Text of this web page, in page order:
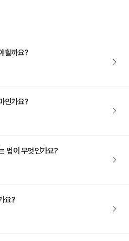
할까요?
인가요?
법이 무엇인가요?
요?